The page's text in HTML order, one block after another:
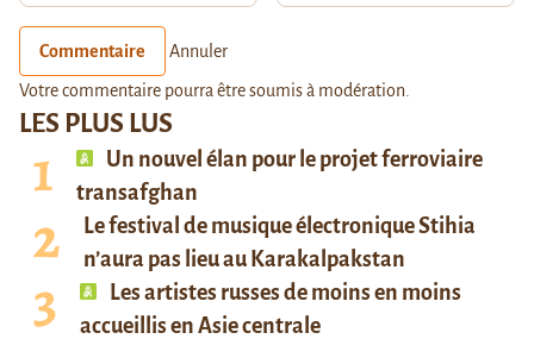
LES PLUS LUS
Un nouvel élan pour le projet ferroviaire
transafghan
Le festival de musique électronique Stihia
n’aura pas lieu au Karakalpakstan
Les artistes russes de moins en moins
accueillis en Asie centrale
Commentaire Annuler
Votre commentaire pourra être soumis à modération.